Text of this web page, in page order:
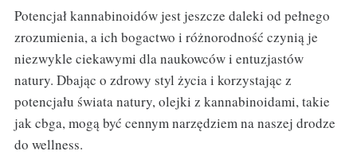
Potencjał kannabinoidów jest jeszcze daleki od pełnego
zrozumienia, a ich bogactwo i różnorodność czynią je
niezwykle ciekawymi dla naukowców i entuzjastów
natury. Dbając o zdrowy styl życia i korzystając z
potencjału świata natury, olejki z kannabinoidami, takie
jak cbga, mogą być cennym narzędziem na naszej drodze
do wellness.